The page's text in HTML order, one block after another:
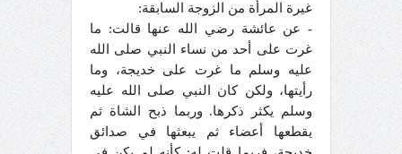
غيرة المرأة من الزوجة السابقة:
- عن عائشة رضي الله عنها قالت: ما
غرت على أحد من نساء النبي صلى الله
عليه وسلم ما غرت على خديجة، وما
رأيتها، ولكن كان النبي صلى الله عليه
وسلم يكثر ذكرها. وربما ذبح الشاة ثم
يقطعها أعضاء ثم يبعثها في صدائق